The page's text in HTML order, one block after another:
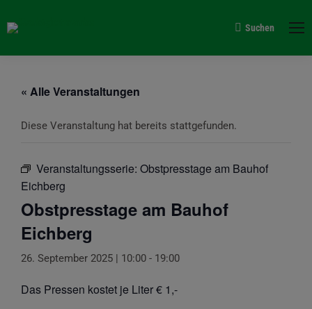
Search:
Suchen
« Alle Veranstaltungen
Diese Veranstaltung hat bereits stattgefunden.
Veranstaltungsserie: Obstpresstage am Bauhof
Eichberg
Obstpresstage am Bauhof
Eichberg
26. September 2025 | 10:00 - 19:00
Das Pressen kostet je Liter € 1,-